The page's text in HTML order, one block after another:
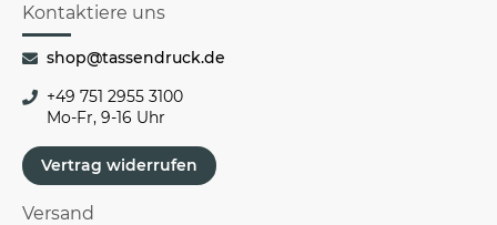
Kontaktiere uns
shop@tassendruck.de
+49 751 2955 3100
Mo-Fr, 9-16 Uhr
Vertrag widerrufen
Versand